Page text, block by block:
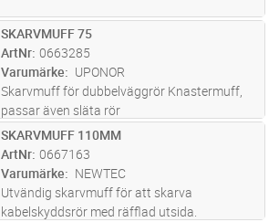
ST Lägg i kundvagn
SKARVMUFF 75
ArtNr 0663285
Varumärke
UPONOR
Skarvmuff för dubbelväggrör Knastermuff,
passar även släta rör
ST Lägg i kundvagn
SKARVMUFF 110MM
ArtNr 0667163
Varumärke
NEWTEC
Utvändig skarvmuff för att skarva
kabelskyddsrör med räfflad utsida.